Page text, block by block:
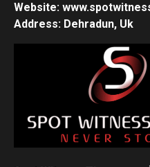
Website:
Address: Dehradun, Uk